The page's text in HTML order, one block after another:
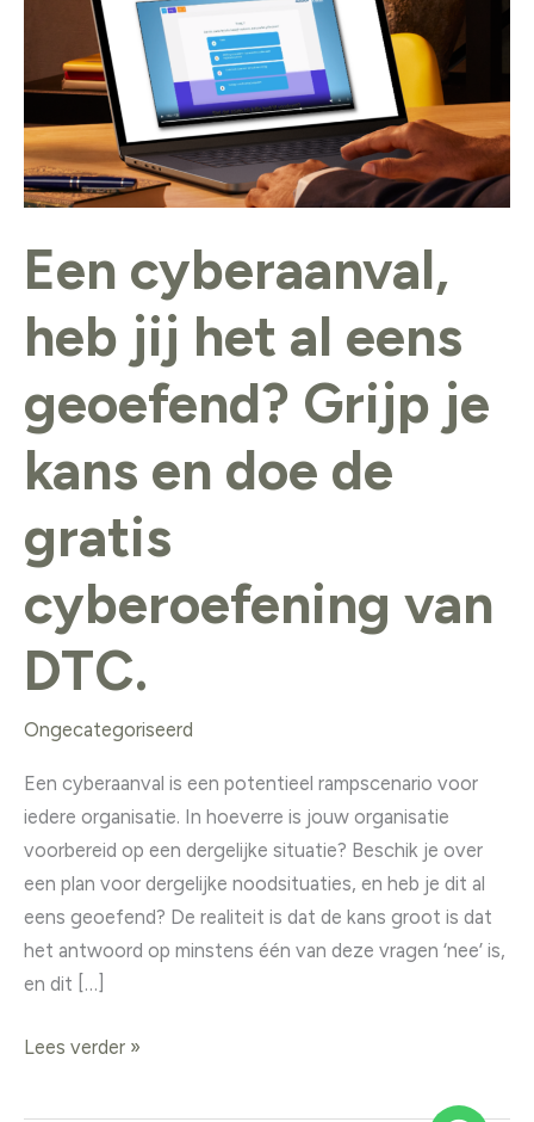
Een cyberaanval,
heb jij het al eens
geoefend? Grijp je
kans en doe de
gratis
cyberoefening van
DTC.
Ongecategoriseerd
Een cyberaanval is een potentieel rampscenario voor
iedere organisatie. In hoeverre is jouw organisatie
voorbereid op een dergelijke situatie? Beschik je over
een plan voor dergelijke noodsituaties, en heb je dit al
eens geoefend? De realiteit is dat de kans groot is dat
het antwoord op minstens één van deze vragen ‘nee’ is,
en dit […]
eens
geoefend?
Grijp
je
en
de
cyberoefening
van
DTC.
Lees verder »